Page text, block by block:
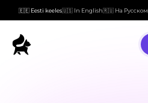
🇪🇪 Eesti keeles🇺🇸 In English🇷🇺 На Русском